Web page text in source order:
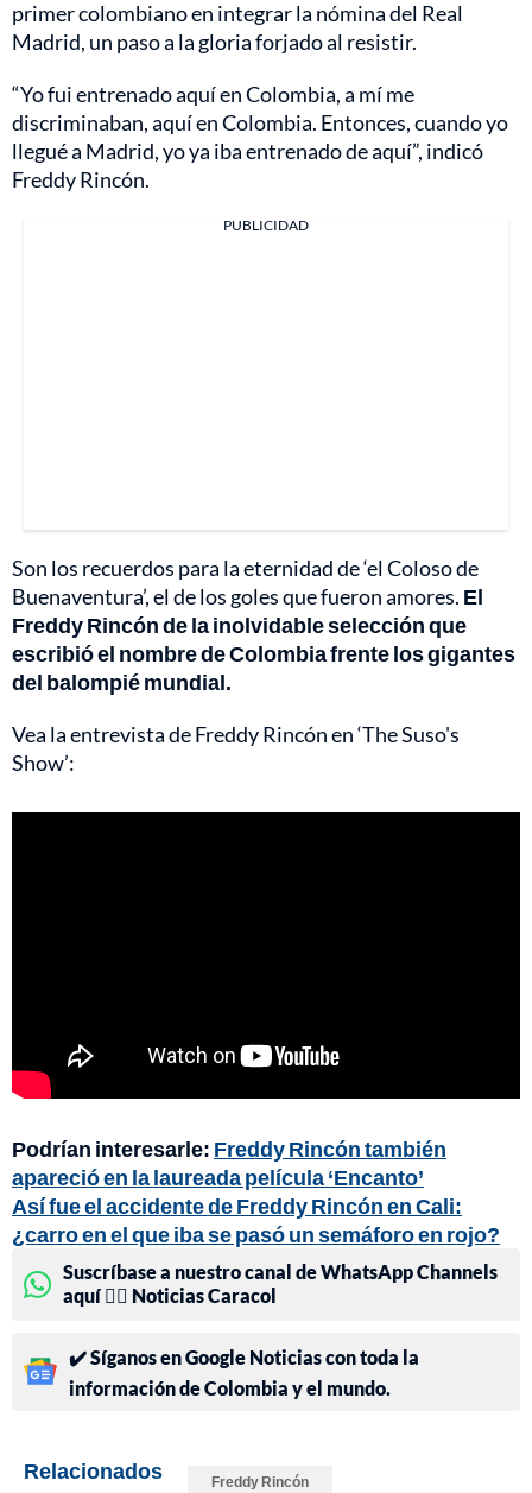
primer colombiano en integrar la nómina del Real
Madrid, un paso a la gloria forjado al resistir.
“Yo fui entrenado aquí en Colombia, a mí me
discriminaban, aquí en Colombia. Entonces, cuando yo
llegué a Madrid, yo ya iba entrenado de aquí”, indicó
Freddy Rincón.
PUBLICIDAD
Son los recuerdos para la eternidad de ‘el Coloso de
Buenaventura’, el de los goles que fueron amores. El
Freddy Rincón de la inolvidable selección que
escribió el nombre de Colombia frente los gigantes
del balompié mundial.
Vea la entrevista de Freddy Rincón en ‘The Suso's
Show’:
Podrían interesarle: Freddy Rincón también
apareció en la laureada película ‘Encanto’
Así fue el accidente de Freddy Rincón en Cali:
¿carro en el que iba se pasó un semáforo en rojo?
Suscríbase a nuestro canal de WhatsApp Channels
aquí 👉🏻 Noticias Caracol
✔️ Síganos en Google Noticias con toda la
información de Colombia y el mundo.
Relacionados Freddy Rincón